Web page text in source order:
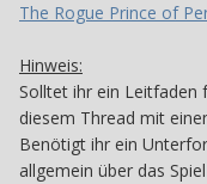
The Rogue Prince of
Hinweis:
Solltet ihr ein Leitfaden
diesem Thread mit
Benötigt ihr ein
allgemein über das